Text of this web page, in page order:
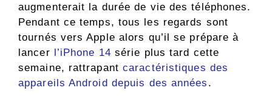
augmenterait la durée de vie des téléphones.
Pendant ce temps, tous les regards sont
tournés vers Apple alors qu’il se prépare à
lancer l’iPhone 14 série plus tard cette
semaine, rattrapantcaractéristiques des
appareils Android depuis des années .